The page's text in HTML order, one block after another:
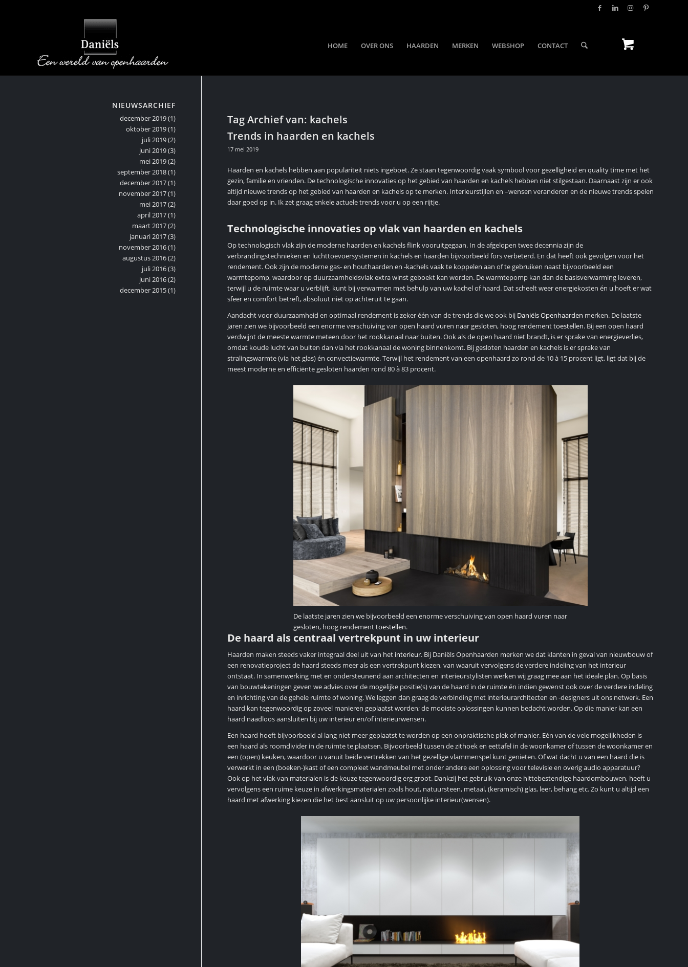
HOME OVER ONS HAARDEN MERKEN WEBSHOP CONTACT
Tag Archief van: kachels
Trends in haarden en kachels
17 mei 2019
Haarden en kachels hebben aan populariteit niets ingeboet. Ze staan tegenwoordig vaak symbool voor gezelligheid en quality time met het
gezin, familie en vrienden. De technologische innovaties op het gebied van haarden en kachels hebben niet stilgestaan. Daarnaast zijn er ook
altijd nieuwe trends op het gebied van haarden en kachels op te merken. Interieurstijlen en –wensen veranderen en de nieuwe trends spelen
daar goed op in. Ik zet graag enkele actuele trends voor u op een rijtje.
Technologische innovaties op vlak van haarden en kachels
Op technologisch vlak zijn de moderne haarden en kachels flink vooruitgegaan. In de afgelopen twee decennia zijn de
verbrandingstechnieken en luchttoevoersystemen in kachels en haarden bijvoorbeeld fors verbeterd. En dat heeft ook gevolgen voor het
rendement. Ook zijn de moderne gas- en houthaarden en -kachels vaak te koppelen aan of te gebruiken naast bijvoorbeeld een
warmtepomp, waardoor op duurzaamheidsvlak extra winst geboekt kan worden. De warmtepomp kan dan de basisverwarming leveren,
terwijl u de ruimte waar u verblijft, kunt bij verwarmen met behulp van uw kachel of haard. Dat scheelt weer energiekosten én u hoeft er wat
sfeer en comfort betreft, absoluut niet op achteruit te gaan.
Aandacht voor duurzaamheid en optimaal rendement is zeker één van de trends die we ook bij Daniëls Openhaarden merken. De laatste
jaren zien we bijvoorbeeld een enorme verschuiving van open haard vuren naar gesloten, hoog rendementtoestellen. Bij een open haard
verdwijnt de meeste warmte meteen door het rookkanaal naar buiten. Ook als de open haard niet brandt, is er sprake van energieverlies,
omdat koude lucht van buiten dan via het rookkanaal de woning binnenkomt. Bij gesloten haarden en kachels is er sprake van
stralingswarmte (via het glas) én convectiewarmte. Terwijl het rendement van een openhaard zo rond de 10 à 15 procent ligt, ligt dat bij de
meest moderne en efficiënte gesloten haarden rond 80 à 83 procent.
De laatste jaren zien we bijvoorbeeld een enorme verschuiving van open haard vuren naar
gesloten, hoog rendementtoestellen.
De haard als centraal vertrekpunt in uw interieur
Haarden maken steeds vaker integraal deel uit van het interieur. Bij Daniëls Openhaarden merken we dat klanten in geval van nieuwbouw of
een renovatieproject de haard steeds meer als een vertrekpunt kiezen, van waaruit vervolgens de verdere indeling van het interieur
ontstaat. In samenwerking met en ondersteunend aan architecten en interieurstylisten werken wij graag mee aan het ideale plan. Op basis
van bouwtekeningen geven we advies over de mogelijke positie(s) van de haard in de ruimte én indien gewenst ook over de verdere indeling
en inrichting van de gehele ruimte of woning. We leggen dan graag de verbinding met interieurarchitecten en -designers uit ons netwerk. Een
haard kan tegenwoordig op zoveel manieren geplaatst worden; de mooiste oplossingen kunnen bedacht worden. Op die manier kan een
haard naadloos aansluiten bij uw interieur en/of interieurwensen.
Een haard hoeft bijvoorbeeld al lang niet meer geplaatst te worden op een onpraktische plek of manier. Eén van de vele mogelijkheden is
een haard als roomdivider in de ruimte te plaatsen. Bijvoorbeeld tussen de zithoek en eettafel in de woonkamer of tussen de woonkamer en
een (open) keuken, waardoor u vanuit beide vertrekken van het gezellige vlammenspel kunt genieten. Of wat dacht u van een haard die is
verwerkt in een (boeken-)kast of een compleet wandmeubel met onder andere een oplossing voor televisie en overig audio apparatuur?
Ook op het vlak van materialen is de keuze tegenwoordig erg groot. Dankzij het gebruik van onze hittebestendige haardombouwen, heeft u
vervolgens een ruime keuze in afwerkingsmaterialen zoals hout, natuursteen, metaal, (keramisch) glas, leer, behang etc. Zo kunt u altijd een
haard met afwerking kiezen die het best aansluit op uw persoonlijke interieur(wensen).
NIEUWSARCHIEF
december 2019(1)
oktober 2019(1)
juli 2019(2)
juni 2019(3)
mei 2019(2)
september 2018(1)
december 2017(1)
november 2017(1)
mei 2017(2)
april 2017(1)
maart 2017(2)
januari 2017(3)
november 2016(1)
augustus 2016(2)
juli 2016(3)
juni 2016(2)
december 2015(1)